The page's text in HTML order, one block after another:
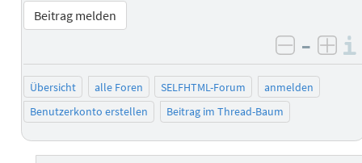
Beitrag melden
negativ
–
Übersicht alle Foren SELFHTML-Forum
anmelden
Benutzerkonto erstellen
Beitrag im Thread-Baum